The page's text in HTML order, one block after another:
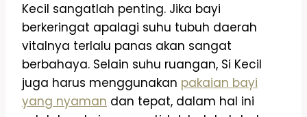
Kecil sangatlah penting. Jika bayi
berkeringat apalagi suhu tubuh daerah
vitalnya terlalu panas akan sangat
berbahaya. Selain suhu ruangan, Si Kecil
juga harus menggunakan pakaian bayi
yang nyaman dan tepat, dalam hal ini